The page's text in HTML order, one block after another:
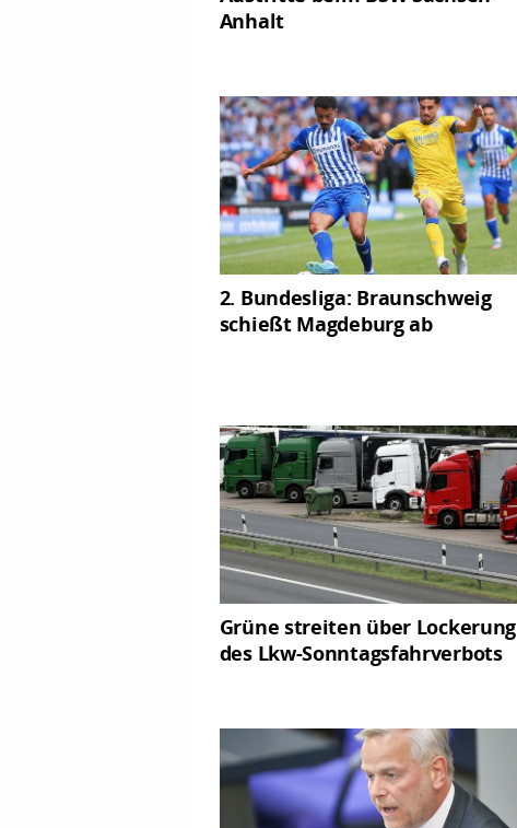
Anhalt
2. Bundesliga: Braunschweig
schießt Magdeburg ab
Grüne streiten über Lockerung
des Lkw-Sonntagsfahrverbots